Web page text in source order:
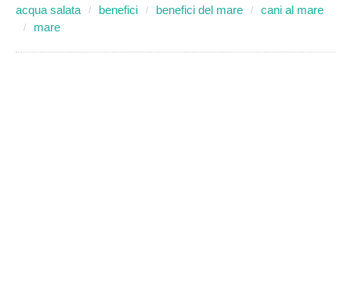
acqua salata benefici benefici del mare
cani al mare
mare